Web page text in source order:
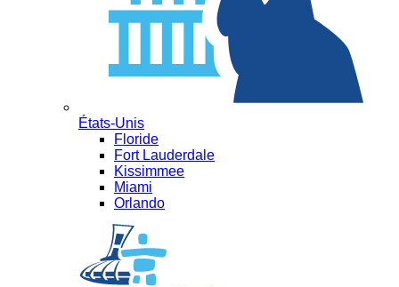
États-Unis
Floride
Fort Lauderdale
Kissimmee
Miami
Orlando